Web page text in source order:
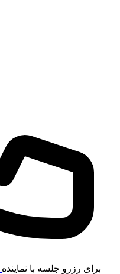
برای رزرو جلسه با نماینده